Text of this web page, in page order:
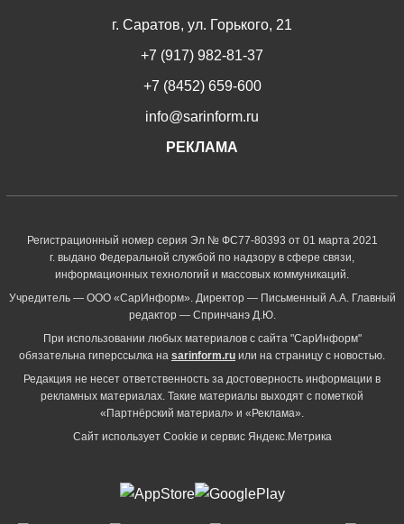
г. Саратов, ул. Горького, 21
+7 (917) 982-81-37
+7 (8452) 659-600
info@sarinform.ru
РЕКЛАМА
Регистрационный номер серия Эл № ФС77-80393 от 01 марта 2021
г. выдано Федеральной службой по надзору в сфере связи,
информационных технологий и массовых коммуникаций.
Учредитель — ООО «СарИнформ». Директор — Письменный А.А. Главный
редактор — Спринчанэ Д.Ю.
При использовании любых материалов с сайта "СарИнформ"
обязательна гиперссылка на sarinform.ru или на страницу с новостью.
Редакция не несет ответственность за достоверность информации в
рекламных материалах. Такие материалы выходят с пометкой
«Партнёрский материал» и «Реклама».
Сайт использует Cookie и сервиc Яндекс.Метрика